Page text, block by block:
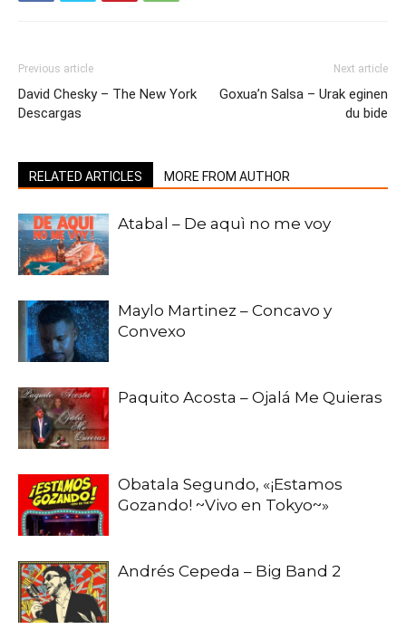
Previous article
David Chesky – The New York
Descargas
Next article
Goxua’n Salsa – Urak eginen
du bide
RELATED ARTICLES MORE FROM AUTHOR
Atabal – De aquì no me voy
Maylo Martinez – Concavo y
Convexo
Paquito Acosta – Ojalá Me Quieras
Obatala Segundo, «¡Estamos
Gozando! ~Vivo en Tokyo~»
Andrés Cepeda – Big Band 2